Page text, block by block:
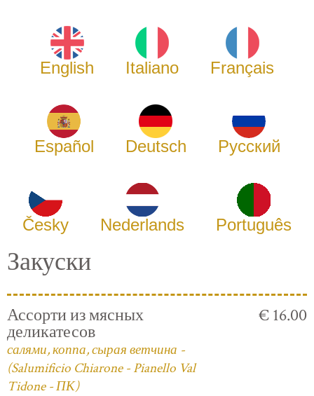
English Italiano Français
Español Deutsch Русский
Česky Nederlands Português
Закуски
Ассорти из мясных
деликатесов
салями, коппа, сырая ветчина -
(Salumificio Chiarone - Pianello Val
Tidone - ПК)
€ 16.00